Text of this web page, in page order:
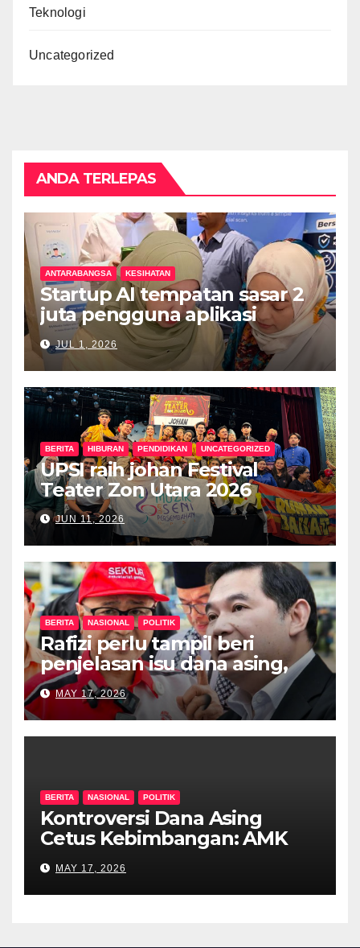
Teknologi
Uncategorized
ANDA TERLEPAS
ANTARABANGSA KESIHATAN
Startup AI tempatan sasar 2
juta pengguna aplikasi
kesihatan digital MyMedix
dalam tempoh setahun
JUL 1, 2026
BERITA HIBURAN PENDIDIKAN UNCATEGORIZED
UPSI raih johan Festival
Teater Zon Utara 2026
JUN 11, 2026
BERITA NASIONAL POLITIK
Rafizi perlu tampil beri
penjelasan isu dana asing,
khianat negara
MAY 17, 2026
BERITA NASIONAL POLITIK
Kontroversi Dana Asing
Cetus Kebimbangan: AMK
Desak Siasatan Menyeluruh
MAY 17, 2026